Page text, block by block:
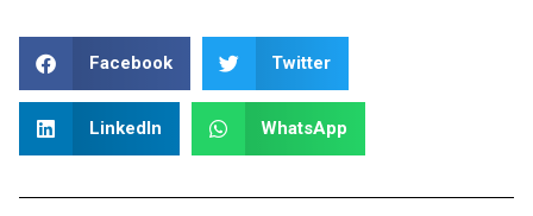
Facebook Twitter
LinkedIn WhatsApp